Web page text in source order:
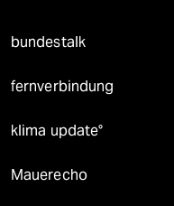
bundestalk
fernverbindung
klima update°
Mauerecho